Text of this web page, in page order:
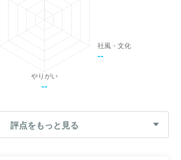
社風・文化
--
やりがい
--
評点をもっと見る